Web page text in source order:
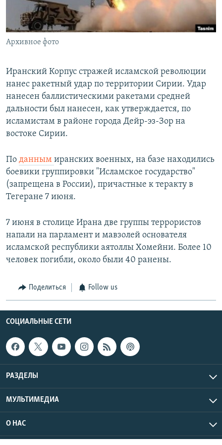
Հայերեն
English
Все сайты Радио Азатутюн
Архивное фото
Иранский Корпус стражей исламской революции
нанес ракетный удар по территории Сирии. Удар
нанесен баллистическими ракетами средней
дальности был нанесен, как утверждается, по
исламистам в районе города Дейр-эз-Зор на
востоке Сирии.
По данным иранских военных, на базе находились
боевики группировки "Исламское государство"
(запрещена в России), причастные к теракту в
Тегеране 7 июня.
7 июня в столице Ирана две группы террористов
напали на парламент и мавзолей основателя
исламской республики аятоллы Хомейни. Более 10
человек погибли, около были 40 ранены.
Поделиться Follow us
СОЦИАЛЬНЫЕ СЕТИ
РАЗДЕЛЫ
МУЛЬТИМЕДИА
О НАС